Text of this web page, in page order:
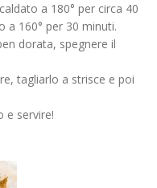
a 180° per circa 40
a 160° per 30 minuti.
dorata, spegnere il
tagliarlo a strisce e poi
e servire!